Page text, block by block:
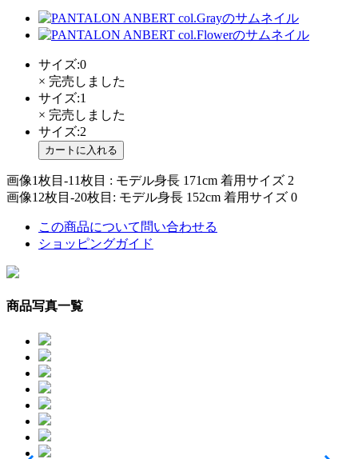
サイズ:0
× 完売しました
サイズ:1
× 完売しました
サイズ:2
画像1枚目-11枚目 : モデル身長 171cm 着用サイズ 2
画像12枚目-20枚目: モデル身長 152cm 着用サイズ 0
この商品について問い合わせる
ショッピングガイド
商品写真一覧